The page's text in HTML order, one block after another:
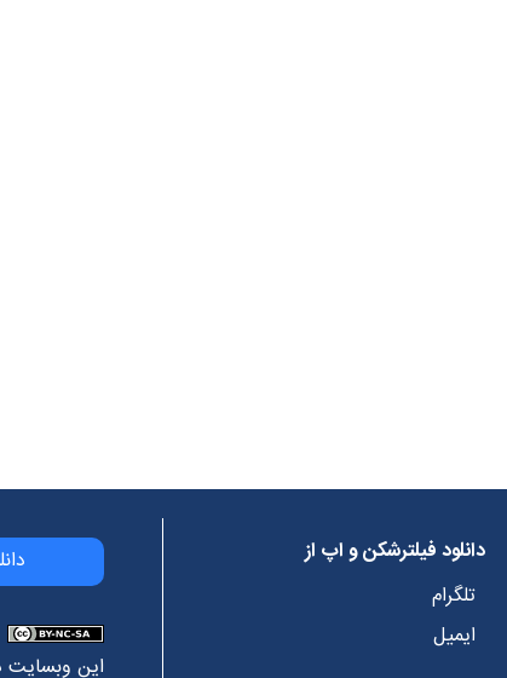
دانلود فیلترشکن و اپ از
تلگرام
ایمیل
این وبسایت